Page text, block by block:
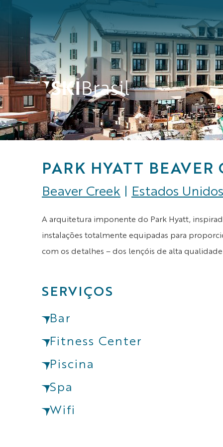
PARK HYATT BEAVER
Beaver Creek Estados Unidos
A arquitetura imponente do Park Hyatt,
instalações totalmente equipadas para
com os detalhes – dos lençóis de alta
SERVIÇOS
Bar
Fitness Center
Piscina
Spa
Wifi